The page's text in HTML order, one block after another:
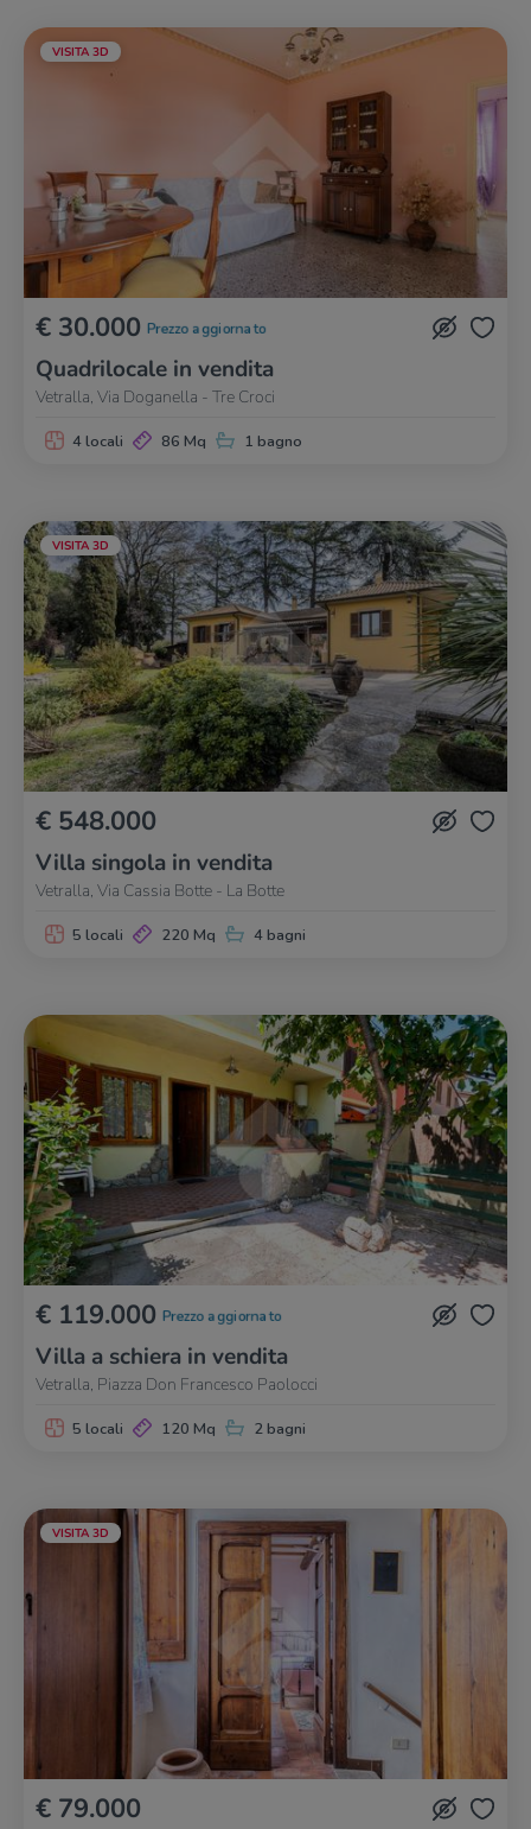
VISITA 3D
€ 30.000 Prezzo aggiornato
Quadrilocale in vendita
Vetralla, Via Doganella - Tre Croci
4 locali 86 Mq 1 bagno
VISITA 3D
€ 548.000
Villa singola in vendita
Vetralla, Via Cassia Botte - La Botte
5 locali 220 Mq 4 bagni
€ 119.000 Prezzo aggiornato
Villa a schiera in vendita
Vetralla, Piazza Don Francesco Paolocci
5 locali 120 Mq 2 bagni
VISITA 3D
€ 79.000